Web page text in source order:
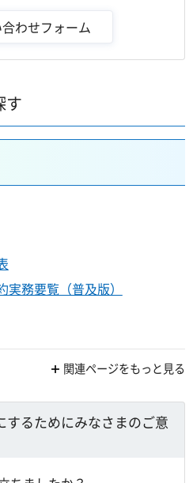
す
務要覧（普及版）
関連ページをもっと見る
するためにみなさまのご意